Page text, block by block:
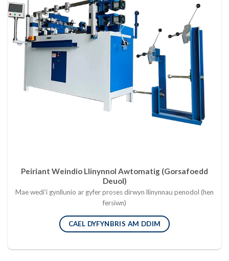
Peiriant Weindio Llinynnol Awtomatig (Gorsafoedd
Deuol)
Mae wedi'i gynllunio ar gyfer proses dirwyn llinynnau penodol (hen
fersiwn)
CAEL DYFYNBRIS AM DDIM